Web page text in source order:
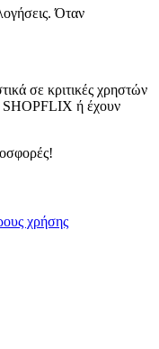
Όταν
σε κριτικές χρηστών
SHOPFLIX ή έχουν
χρήσης